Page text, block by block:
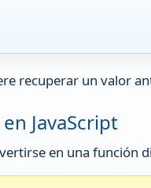
recuperar un valor
JavaScript
en una función